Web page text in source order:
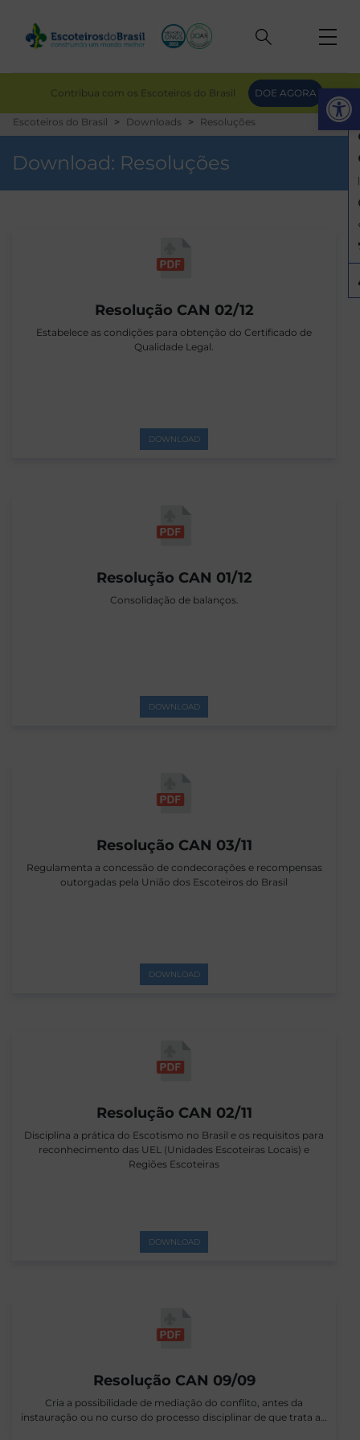
Contribua com os Escoteiros do Brasil DOE AGORA
Escoteiros do Brasil Downloads Resoluções
Download: Resoluções
Resolução CAN 02/12
Estabelece as condições para obtenção do Certificado de
Qualidade Legal.
DOWNLOAD
Resolução CAN 01/12
Consolidação de balanços.
DOWNLOAD
Resolução CAN 03/11
Regulamenta a concessão de condecorações e recompensas
outorgadas pela União dos Escoteiros do Brasil
DOWNLOAD
Resolução CAN 02/11
Disciplina a prática do Escotismo no Brasil e os requisitos para
reconhecimento das UEL (Unidades Escoteiras Locais) e
Regiões Escoteiras
DOWNLOAD
Resolução CAN 09/09
Cria a possibilidade de mediação do conflito, antes da
instauração ou no curso do processo disciplinar de que trata a…